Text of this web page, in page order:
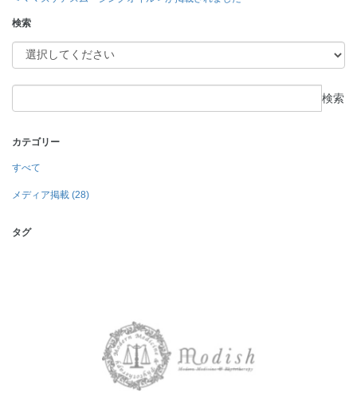
検索
検索
カテゴリー
すべて
メディア掲載 (28)
タグ